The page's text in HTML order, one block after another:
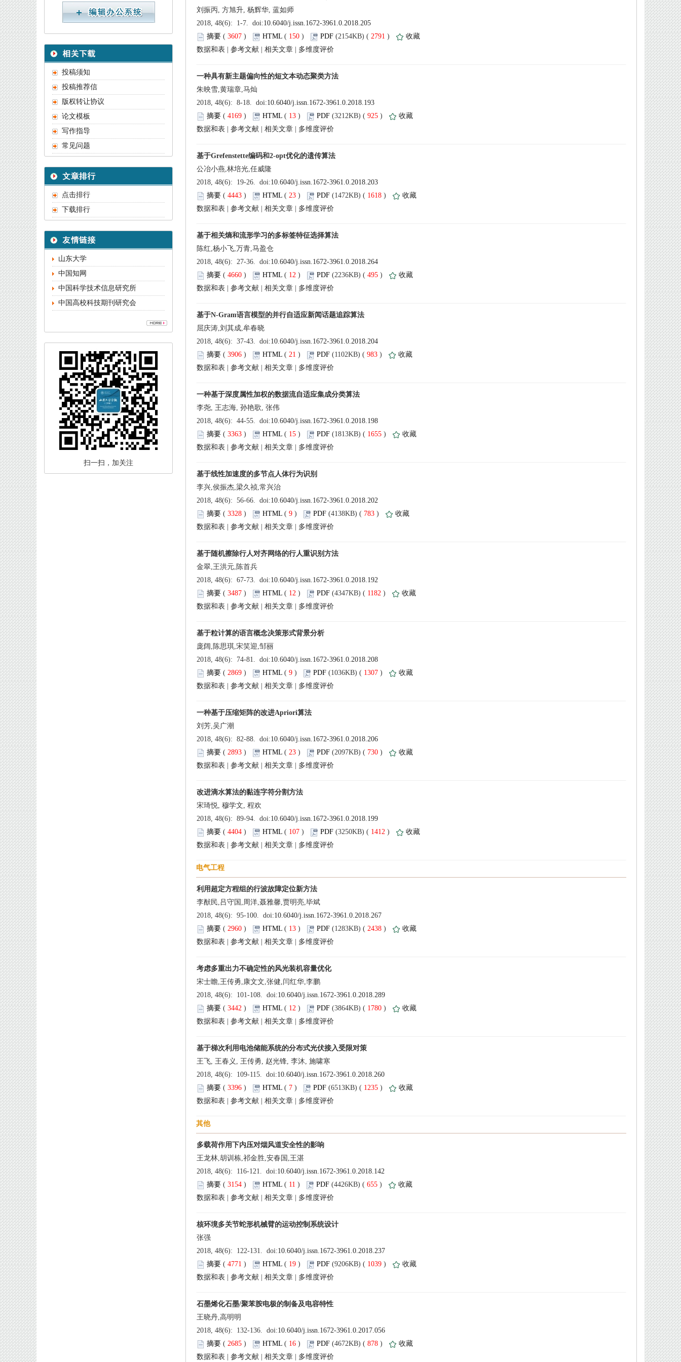
中国高校科技期刊研究会
扫一扫，加关注
( ) 150) 2791)
|
|
( ) 13) 925)
|
|
( ) 23) 1618)
|
|
( ) 12) 495)
|
|
( ) 21) 983)
|
|
( ) 15) 1655)
|
|
( ) 9) 783)
|
|
( ) 12) 1182)
|
|
( ) 9) 1307)
|
|
( ) 23) 730)
|
|
( ) 107) 1412)
|
|
( ) 13) 2438)
|
|
( ) 12) 1780)
|
|
( ) 7) 1235)
|
|
( ) 11) 655)
|
|
( ) 19) 1039)
|
|
( ) 16) 878)
|
|